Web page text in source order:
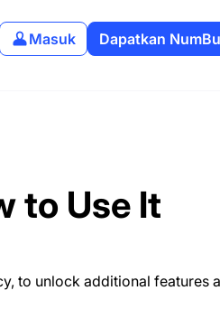
Masuk Dapatkan
to Use It
to unlock additional features